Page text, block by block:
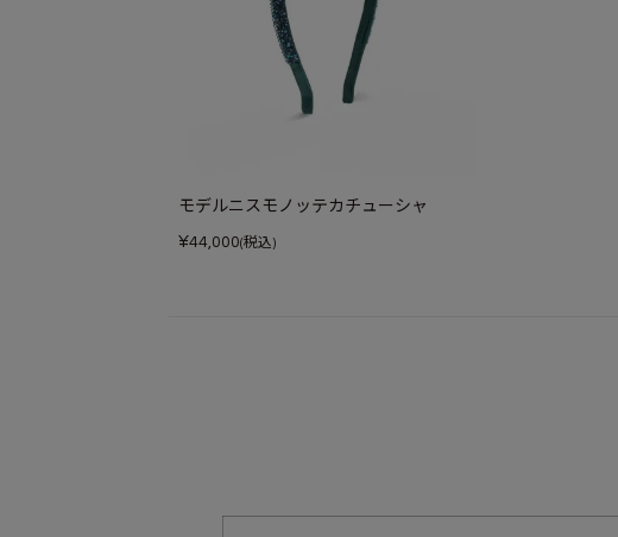
モデルニスモノッテカチューシャ
¥44,000(税込)